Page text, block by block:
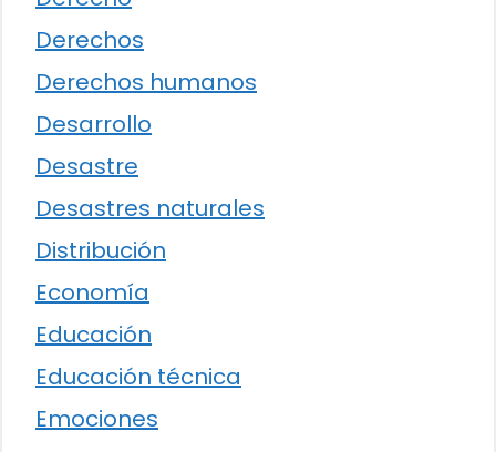
Derechos
Derechos humanos
Desarrollo
Desastre
Desastres naturales
Distribución
Economía
Educación
Educación técnica
Emociones